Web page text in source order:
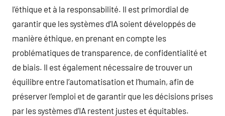
l’éthique et à la responsabilité. Il est primordial de
garantir que les systèmes d’IA soient développés de
manière éthique, en prenant en compte les
problématiques de transparence, de confidentialité et
de biais. Il est également nécessaire de trouver un
équilibre entre l’automatisation et l’humain, afin de
préserver l’emploi et de garantir que les décisions prises
par les systèmes d’IA restent justes et équitables.